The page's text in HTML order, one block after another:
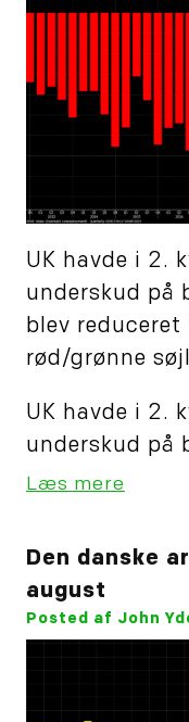
UK havde i 2.
underskud på
blev
rød/grønne
UK havde i 2.
underskud på
Læs mere
Den danske
august
Posted af John